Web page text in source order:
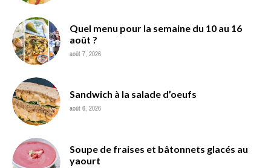
Quel menu pour la semaine du 10 au 16
août ?
août 7, 2026
Sandwich à la salade d’oeufs
août 6, 2026
Soupe de fraises et bâtonnets glacés au
yaourt